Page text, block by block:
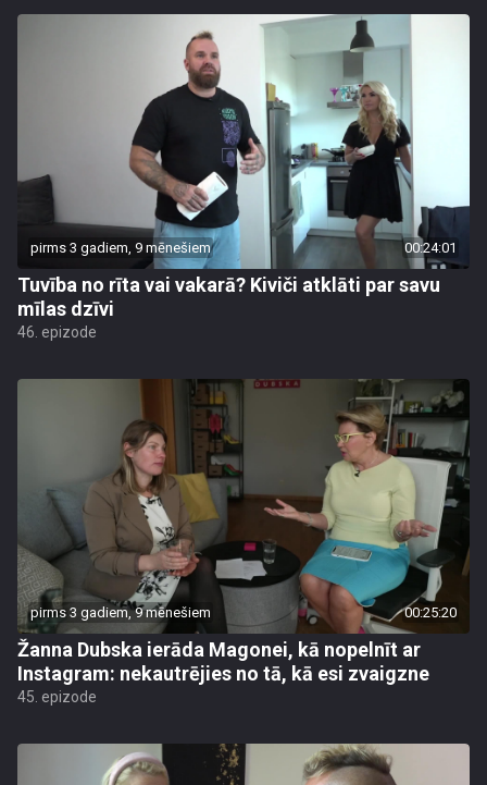
pirms 3 gadiem, 9 mēnešiem 00:24:01
Tuvība no rīta vai vakarā? Kiviči atklāti par savu
mīlas dzīvi
46. epizode
pirms 3 gadiem, 9 mēnešiem 00:25:20
Žanna Dubska ierāda Magonei, kā nopelnīt ar
Instagram: nekautrējies no tā, kā esi zvaigzne
45. epizode